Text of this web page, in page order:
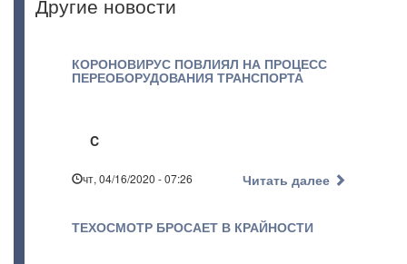
КОРОНОВИРУС ПОВЛИЯЛ НА ПРОЦЕСС
ПЕРЕОБОРУДОВАНИЯ ТРАНСПОРТА
C
чт, 04/16/2020 - 07:26 Читать далее
ТЕХОСМОТР БРОСАЕТ В КРАЙНОСТИ